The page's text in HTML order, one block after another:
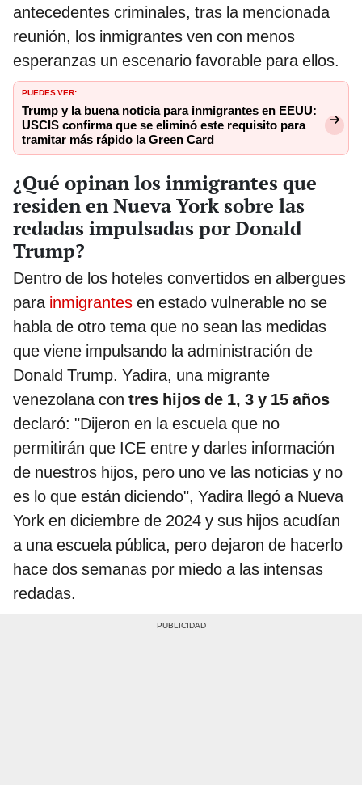
antecedentes criminales, tras la mencionada
reunión, los inmigrantes ven con menos
esperanzas un escenario favorable para ellos.
PUEDES VER:
Trump y la buena noticia para inmigrantes en EEUU:
USCIS confirma que se eliminó este requisito para
tramitar más rápido la Green Card
¿Qué opinan los inmigrantes que
residen en Nueva York sobre las
redadas impulsadas por Donald
Trump?
Dentro de los hoteles convertidos en albergues
para inmigrantes en estado vulnerable no se
habla de otro tema que no sean las medidas
que viene impulsando la administración de
Donald Trump. Yadira, una migrante
venezolana con tres hijos de 1, 3 y 15 años
declaró: "Dijeron en la escuela que no
permitirán que ICE entre y darles información
de nuestros hijos, pero uno ve las noticias y no
es lo que están diciendo", Yadira llegó a Nueva
York en diciembre de 2024 y sus hijos acudían
a una escuela pública, pero dejaron de hacerlo
hace dos semanas por miedo a las intensas
redadas.